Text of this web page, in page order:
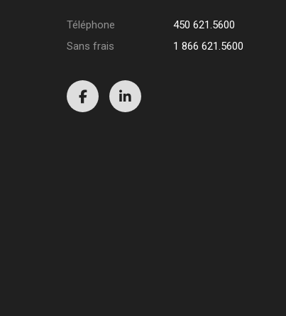
Téléphone
450 621.5600
Sans frais
1 866 621.5600